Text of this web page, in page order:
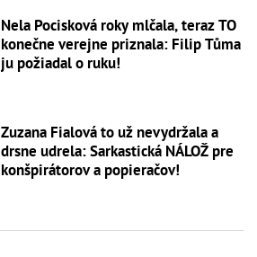
Nela Pocisková roky mlčala, teraz TO
konečne verejne priznala: Filip Tůma
ju požiadal o ruku!
Zuzana Fialová to už nevydržala a
drsne udrela: Sarkastická NÁLOŽ pre
konšpirátorov a popieračov!